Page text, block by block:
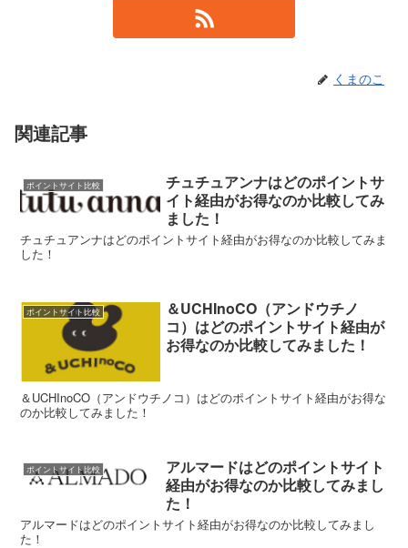
くまのこ
関連記事
ポイントサイト比較
チュチュアンナはどのポイントサ
イト経由がお得なのか比較してみ
ました！
チュチュアンナはどのポイントサイト経由がお得なのか比較してみま
した！
ポイントサイト比較
＆UCHInoCO（アンドウチノ
コ）はどのポイントサイト経由が
お得なのか比較してみました！
＆UCHInoCO（アンドウチノコ）はどのポイントサイト経由がお得な
のか比較してみました！
ポイントサイト比較
アルマードはどのポイントサイト
経由がお得なのか比較してみまし
た！
アルマードはどのポイントサイト経由がお得なのか比較してみまし
た！